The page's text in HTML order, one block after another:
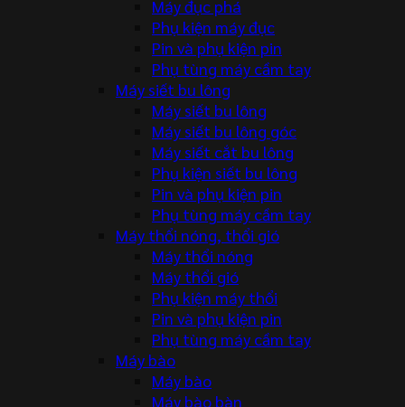
Máy đục phá
Phụ kiện máy đục
Pin và phụ kiện pin
Phụ tùng máy cầm tay
Máy siết bu lông
Máy siết bu lông
Máy siết bu lông góc
Máy siết cắt bu lông
Phụ kiện siết bu lông
Pin và phụ kiện pin
Phụ tùng máy cầm tay
Máy thổi nóng, thổi gió
Máy thổi nóng
Máy thổi gió
Phụ kiện máy thổi
Pin và phụ kiện pin
Phụ tùng máy cầm tay
Máy bào
Máy bào
Máy bào bàn